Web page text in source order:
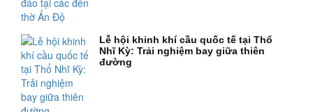
Lễ hội khinh khí cầu quốc tế tại Thổ
Nhĩ Kỳ: Trải nghiệm bay giữa thiên
đường